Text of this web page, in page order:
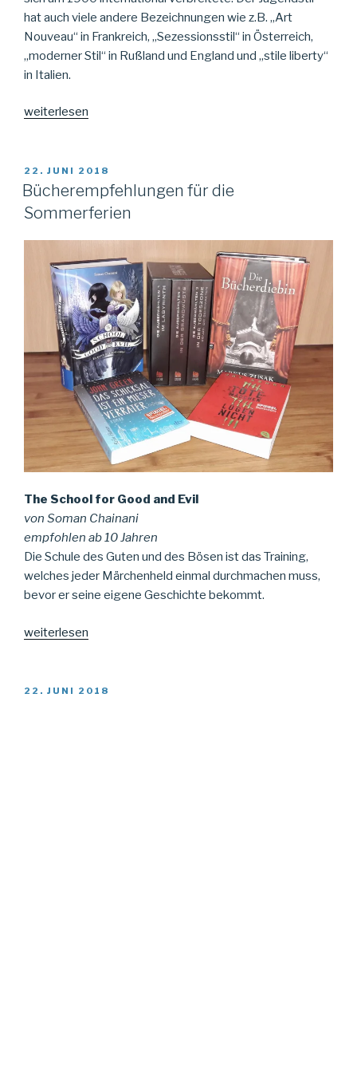
hat auch viele andere Bezeichnungen wie z.B. „Art
Nouveau“ in Frankreich, „Sezessionsstil“ in Österreich,
„moderner Stil“ in Rußland und England und „stile liberty“
in Italien.
„Jugendstil “
weiterlesen
VERÖFFENTLICHT
AM
22. JUNI 2018
Bücherempfehlungen für die
Sommerferien
The School for Good and Evil
von Soman Chainani
empfohlen ab 10 Jahren
Die Schule des Guten und des Bösen ist das Training,
welches jeder Märchenheld einmal durchmachen muss,
bevor er seine eigene Geschichte bekommt.
„Bücherempfehlungen
Sommerferien“
weiterlesen
VERÖFFENTLICHT
22. JUNI 2018